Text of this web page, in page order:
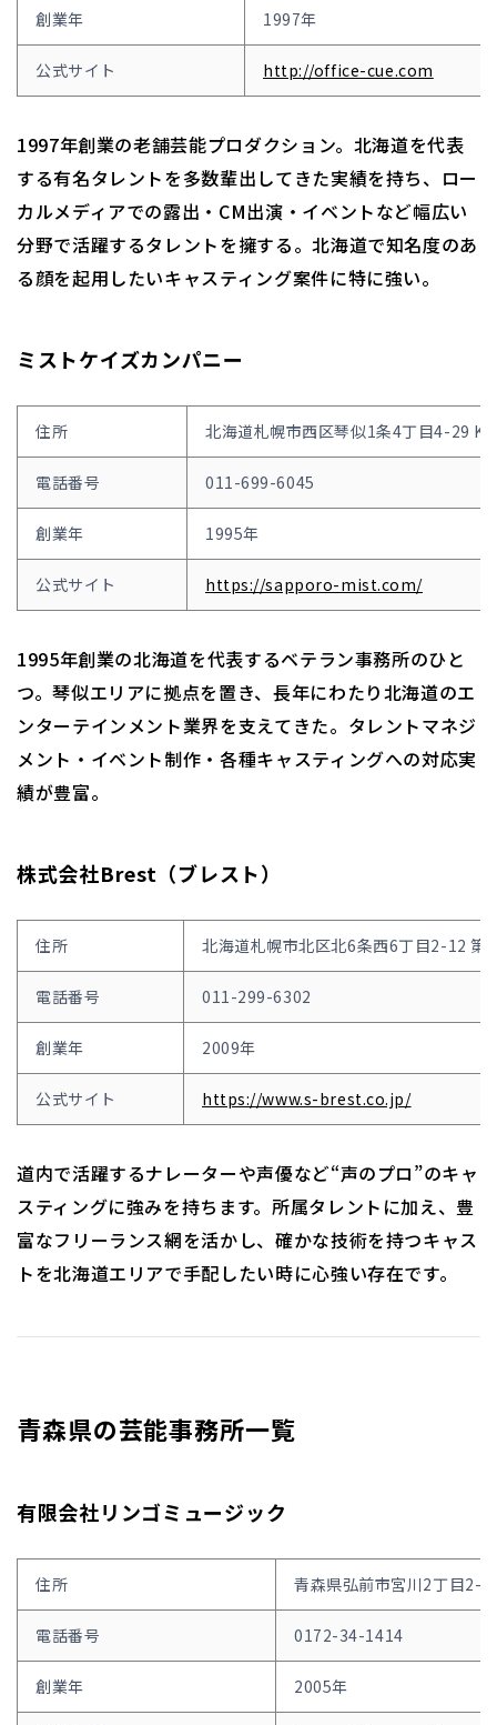
創業年 1997年
公式サイト http://office-cue.com
1997年創業の老舗芸能プロダクション。北海道を代表
する有名タレントを多数輩出してきた実績を持ち、ロー
カルメディアでの露出・CM出演・イベントなど幅広い
分野で活躍するタレントを擁する。北海道で知名度のあ
る顔を起用したいキャスティング案件に特に強い。
ミストケイズカンパニー
住所 北海道札幌市西区琴似1条4丁目4-29 K-
電話番号 011-699-6045
創業年 1995年
公式サイト https://sapporo-mist.com/
1995年創業の北海道を代表するベテラン事務所のひと
つ。琴似エリアに拠点を置き、長年にわたり北海道のエ
ンターテインメント業界を支えてきた。タレントマネジ
メント・イベント制作・各種キャスティングへの対応実
績が豊富。
株式会社Brest（ブレスト）
住所 北海道札幌市北区北6条西6丁目2-12 第
電話番号 011-299-6302
創業年 2009年
公式サイト https://www.s-brest.co.jp/
道内で活躍するナレーターや声優など“声のプロ”のキャ
スティングに強みを持ちます。所属タレントに加え、豊
富なフリーランス網を活かし、確かな技術を持つキャス
トを北海道エリアで手配したい時に心強い存在です。
青森県の芸能事務所一覧
有限会社リンゴミュージック
住所 青森県弘前市宮川2丁目2-2
電話番号 0172-34-1414
創業年 2005年